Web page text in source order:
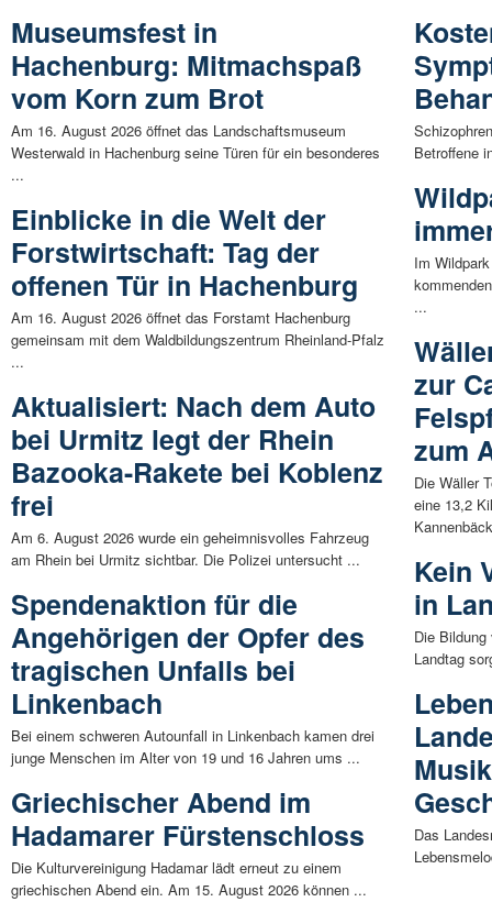
Museumsfest in
Hachenburg: Mitmachspaß
vom Korn zum Brot
Am 16. August 2026 öffnet das Landschaftsmuseum
Westerwald in Hachenburg seine Türen für ein besonderes
...
Einblicke in die Welt der
Forstwirtschaft: Tag der
offenen Tür in Hachenburg
Am 16. August 2026 öffnet das Forstamt Hachenburg
gemeinsam mit dem Waldbildungszentrum Rheinland-Pfalz
...
Aktualisiert: Nach dem Auto
bei Urmitz legt der Rhein
Bazooka-Rakete bei Koblenz
frei
Am 6. August 2026 wurde ein geheimnisvolles Fahrzeug
am Rhein bei Urmitz sichtbar. Die Polizei untersucht ...
Spendenaktion für die
Angehörigen der Opfer des
tragischen Unfalls bei
Linkenbach
Bei einem schweren Autounfall in Linkenbach kamen drei
junge Menschen im Alter von 19 und 16 Jahren ums ...
Griechischer Abend im
Hadamarer Fürstenschloss
Die Kulturvereinigung Hadamar lädt erneut zu einem
griechischen Abend ein. Am 15. August 2026 können ...
Betroffene
Im
...
zur
zum
Die Wäller
eine 13,2
Kein
in
Die
Landtag
Das